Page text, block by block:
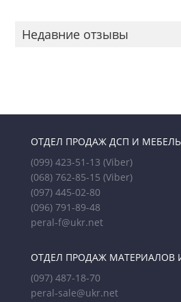
Недавние отзывы
ОТДЕЛ ПРОДАЖ ДСП И
(099) 423-51-13 (Viber)
(068) 762-85-15 (Viber)
(097) 445-02-80
(096) 791-89-48
peral-f@ukr.net
ОТДЕЛ ПРОДАЖ МАТЕРИАЛОВ
(097) 487-18-70
peral-sale@ukr.net